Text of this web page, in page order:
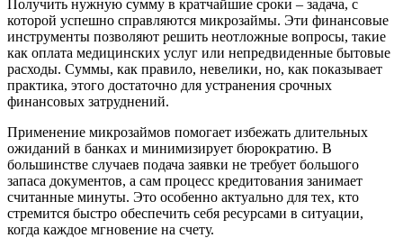
Получить нужную сумму в кратчайшие сроки – задача, с
которой успешно справляются микрозаймы. Эти финансовые
инструменты позволяют решить неотложные вопросы, такие
как оплата медицинских услуг или непредвиденные бытовые
расходы. Суммы, как правило, невелики, но, как показывает
практика, этого достаточно для устранения срочных
финансовых затруднений.
Применение микрозаймов помогает избежать длительных
ожиданий в банках и минимизирует бюрократию. В
большинстве случаев подача заявки не требует большого
запаса документов, а сам процесс кредитования занимает
считанные минуты. Это особенно актуально для тех, кто
стремится быстро обеспечить себя ресурсами в ситуации,
когда каждое мгновение на счету.